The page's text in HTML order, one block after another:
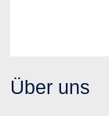
Über uns